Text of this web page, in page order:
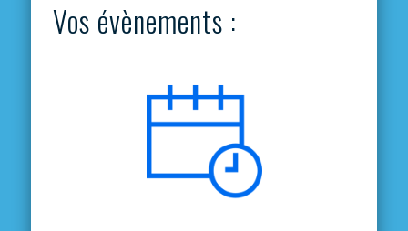
Vos évènements :